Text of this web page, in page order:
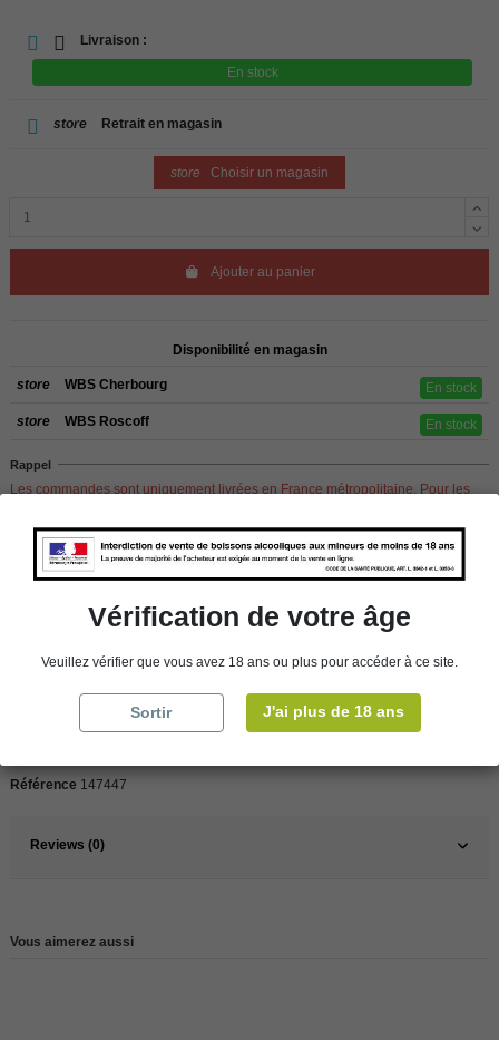
Livraison :
En stock
store Retrait en magasin
store Choisir un magasin
Ajouter au panier
Disponibilité en magasin
store WBS Cherbourg En stock
store WBS Roscoff En stock
Rappel
Les commandes sont uniquement livrées en France métropolitaine. Pour les
CHERBOURG.
Détails du produit
France
Référence 147447
Reviews (0)
Vous aimerez aussi
Vérification de votre âge
Veuillez vérifier que vous avez 18 ans ou plus pour accéder à ce site.
Sortir J'ai plus de 18 ans